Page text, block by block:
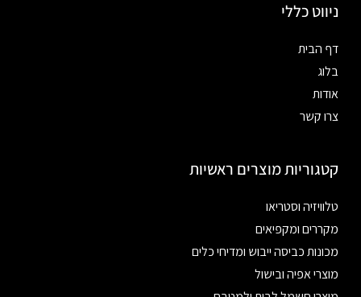
ניווט כללי
דף הבית
בלוג
אודות
צרו קשר
קטגוריות מוצרים ראשיות
טלוויזיה וסטריאו
מקררים ומקפיאים
מכונות כביסה ייבוש ומדיחי כלים
מוצרי אפיה ובישול